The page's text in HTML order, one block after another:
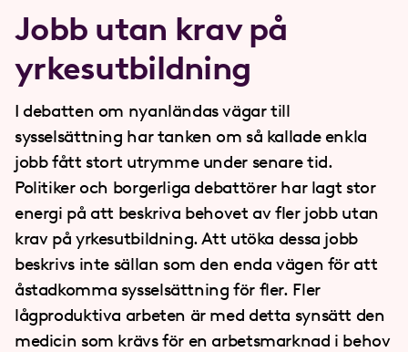
Jobb utan krav på
yrkesutbildning
I debatten om nyanländas vägar till
sysselsättning har tanken om så kallade enkla
jobb fått stort utrymme under senare tid.
Politiker och borgerliga debattörer har lagt stor
energi på att beskriva behovet av fler jobb utan
krav på yrkesutbildning. Att utöka dessa jobb
beskrivs inte sällan som den enda vägen för att
åstadkomma sysselsättning för fler. Fler
lågproduktiva arbeten är med detta synsätt den
medicin som krävs för en arbetsmarknad i behov